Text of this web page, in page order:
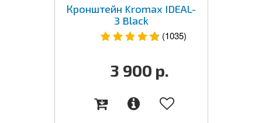
Кронштейн Kromax IDEAL-
3 Black
(1035)
3 900 р.